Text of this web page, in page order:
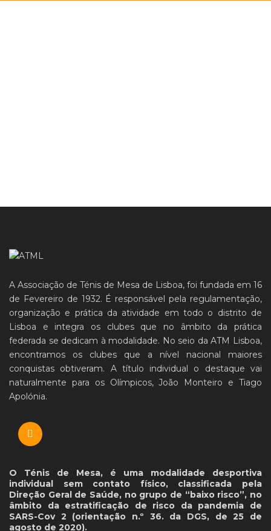
A Associação de Ténis de Mesa de Lisboa, foi fundada em 16
de Fevereiro de 1932. É responsável pela regulamentação,
organização e prática da atividade em todo o distrito de
Lisboa e integra os clubes que no âmbito da prática
federada se dedicam à modalidade. No seio da ATM Lisboa,
encontramos os clubes que a nível nacional maiores
conquistas obtiveram. A título individual o destaque vai
naturalmente para os Olímpicos, João Monteiro e Tiago
Apolónia.
O Ténis de Mesa, é uma modalidade desportiva
individual sem contato físico, classificada pela
Direção Geral de Saúde, no grupo de “baixo risco”, no
âmbito da estratificação de risco da pandemia de
SARS-Cov 2 (orientação n.º 36. da DGS, de 25 de
agosto de 2020).